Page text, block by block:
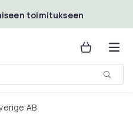
toimitukseen
AB